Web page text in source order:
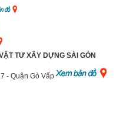
TƯ XÂY DỰNG SÀI GÒN
- Quận Gò Vấp